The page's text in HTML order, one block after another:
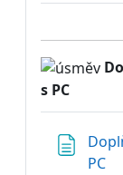
s PC
PC